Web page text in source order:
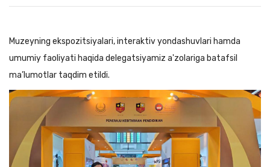
Muzeyning ekspozitsiyalari, interaktiv yondashuvlari hamda
umumiy faoliyati haqida delegatsiyamiz a'zolariga batafsil
ma’lumotlar taqdim etildi.